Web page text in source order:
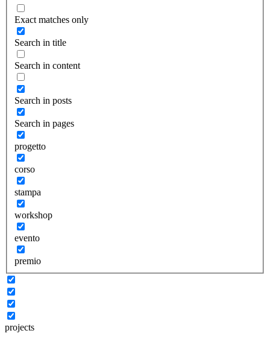
Exact matches only
Search in title
Search in content
Search in posts
Search in pages
progetto
corso
stampa
workshop
evento
premio
projects